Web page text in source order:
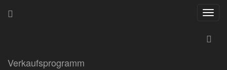
Verkaufsprogramm